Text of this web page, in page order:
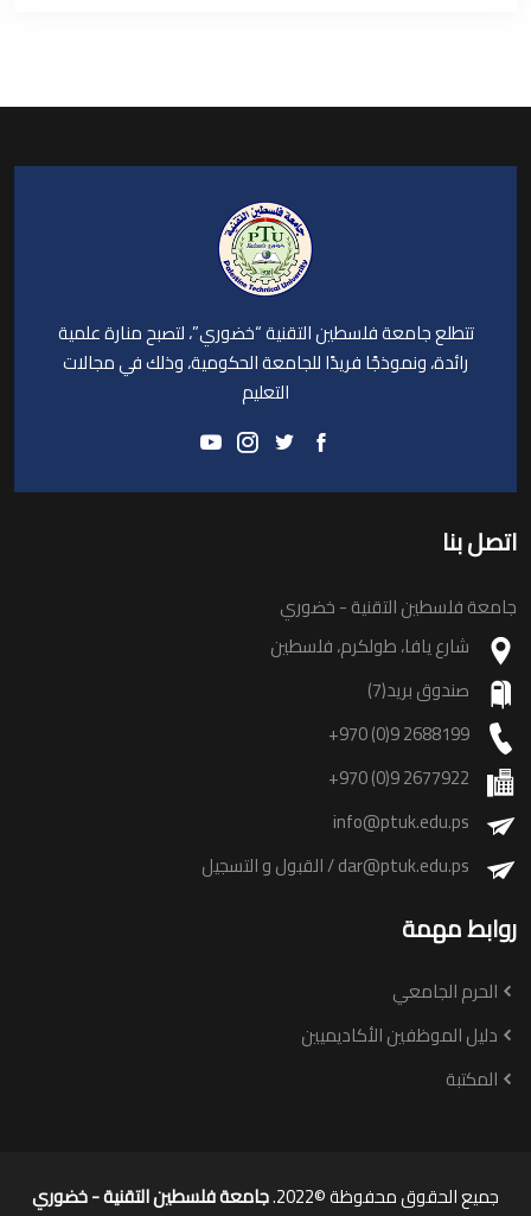
تتطلع جامعة فلسطين التقنية “خضوري”، لتصبح منارة علمية
رائدة، ونموذجًا فريدًا للجامعة الحكومية، وذلك في مجالات
التعليم
اتصل بنا
جامعة فلسطين التقنية - خضوري
شارع يافا، طولكرم، فلسطين
صندوق بريد(7)
+970 (0)9 2688199
+970 (0)9 2677922
info@ptuk.edu.ps
dar@ptuk.edu.ps/ القبول و التسجيل
روابط مهمة
الحرم الجامعي
دليل الموظفين الأكاديميين
المكتبة
جميع الحقوق محفوظة ©2022. جامعة فلسطين التقنية - خضوري